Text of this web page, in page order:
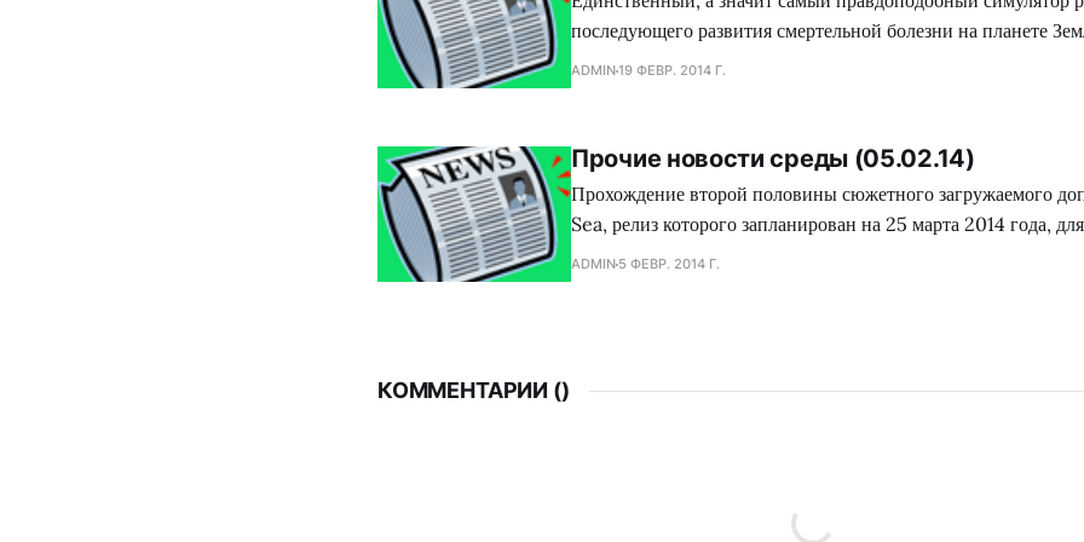
последующего развития смертельной болезни на планете
Evolved смог перерасти мобильный формат и перейти на
Студия The Creative Assembly пустила
ADMIN19 ФЕВР. 2014 Г.
Прочие новости среды (05.02.14)
Прохождение второй половины сюжетного загружаемого
Sea, релиз которого запланирован на 25 марта 2014 года,
лица BioShock Infinite займет у среднестатистического
ADMIN 5 ФЕВР. 2014 Г.
КОММЕНТАРИИ ()